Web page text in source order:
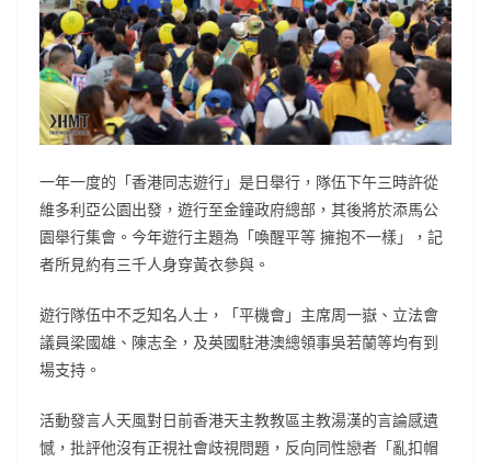
一年一度的「香港同志遊行」是日舉行，隊伍下午三時許從
維多利亞公園出發，遊行至金鐘政府總部，其後將於添馬公
園舉行集會。今年遊行主題為「喚醒平等 擁抱不一樣」，記
者所見約有三千人身穿黃衣參與。
遊行隊伍中不乏知名人士，「平機會」主席周一嶽、立法會
議員梁國雄、陳志全，及英國駐港澳總領事吳若蘭等均有到
場支持。
活動發言人天風對日前香港天主教教區主教湯漢的言論感遺
憾，批評他沒有正視社會歧視問題，反向同性戀者「亂扣帽